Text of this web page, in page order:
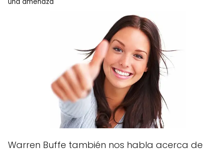
una amenaza
Warren Buffe también nos habla acerca de